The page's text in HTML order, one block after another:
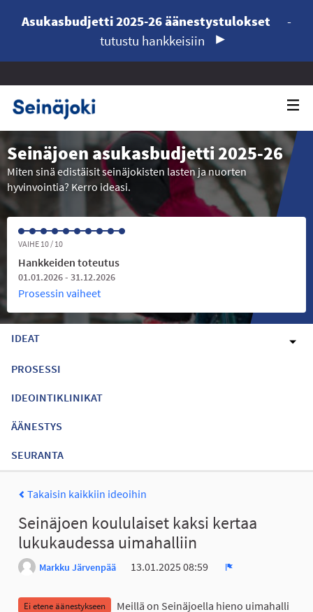
Asukasbudjetti 2025-26 äänestystulokset
-
tutustu hankkeisiin
Seinäjoen asukasbudjetti 2025-26
Miten sinä edistäisit seinäjokisten lasten ja nuorten
hyvinvointia? Kerro ideasi.
VAIHE 10 / 10
Hankkeiden toteutus
01.01.2026 - 31.12.2026
Prosessin vaiheet
IDEAT
PROSESSI
IDEOINTIKLINIKAT
ÄÄNESTYS
SEURANTA
Takaisin kaikkiin ideoihin
Seinäjoen koululaiset kaksi kertaa
lukukaudessa uimahalliin
Markku Järvenpää
13.01.2025 08:59
Ei etene äänestykseen
Meillä on Seinäjoella hieno uimahalli